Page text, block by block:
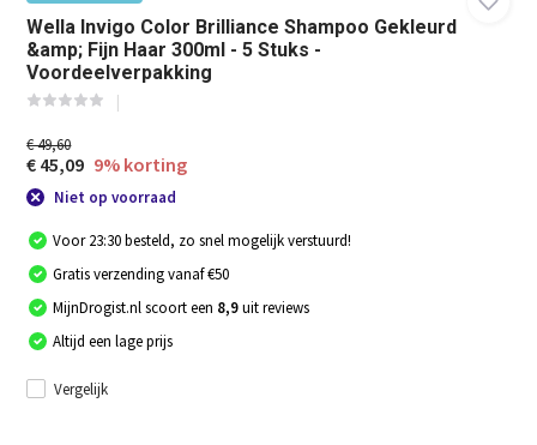
Wella Invigo Color Brilliance Shampoo Gekleurd
&amp; Fijn Haar 300ml - 5 Stuks -
Voordeelverpakking
€ 49,60
€ 45,09 9% korting
Niet op voorraad
Voor 23:30 besteld, zo snel mogelijk verstuurd!
Gratis verzending vanaf €50
MijnDrogist.nl scoort een 8,9uit reviews
Altijd een lage prijs
Vergelijk